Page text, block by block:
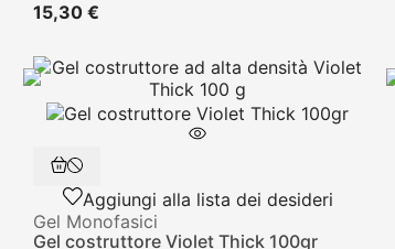
15,30 €
Aggiungi alla lista dei desideri
Gel Monofasici
Gel costruttore Violet Thick 100gr